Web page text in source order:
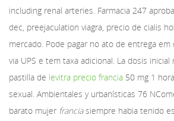
including renal arteries. Farmacia 247
dec, preejaculation viagra, precio de cialis
mercado. Pode pagar no ato de entrega
via UPS e tem taxa adicional. La dosis
pastilla de levitra precio francia 50 mg 1
sexual. Ambientales y urbanísticas 76
barato mujer franciasiempre habia tenido